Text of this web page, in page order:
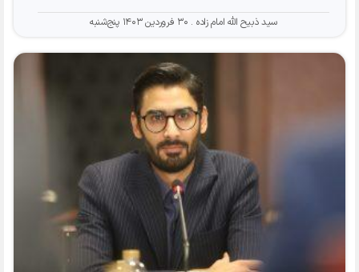
سید ذبیح الله امام زاده ۳۰ فروردین ۱۴۰۳ پنج‌شنبه